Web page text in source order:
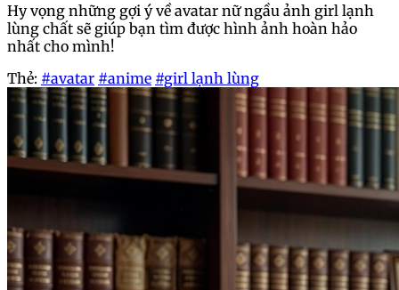
Hy vọng những gợi ý về avatar nữ ngầu ảnh girl lạnh
lùng chất sẽ giúp bạn tìm được hình ảnh hoàn hảo
nhất cho mình!
Thẻ: #avatar #anime #girl lạnh lùng